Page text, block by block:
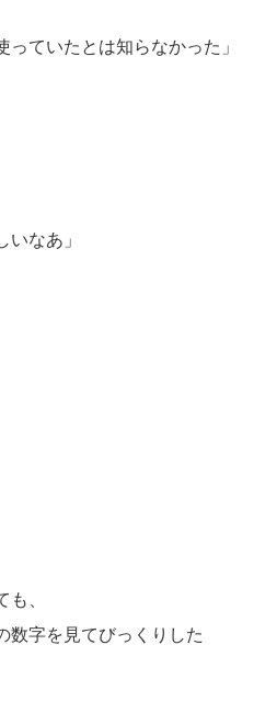
ていたとは知らなかった」
なあ」
、
数字を見てびっくりした